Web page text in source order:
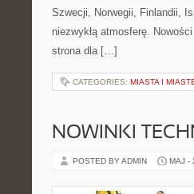
Szwecji, Norwegii, Finlandii,
niezwykłą atmosferę.
strona dla […]
CATEGORIES: MIASTA I
NOWINKI
POSTED BY ADMIN MAJ -